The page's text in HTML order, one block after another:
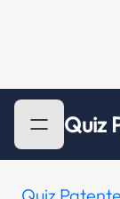
Quiz